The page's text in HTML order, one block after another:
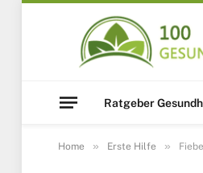
Ratgeber
Home » Erste Hilfe »